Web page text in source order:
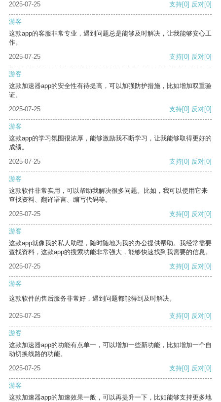
2025-07-25
支持[0] 反对[0]
游客
这款app的客服非常专业，遇到问题总是能够及时解决，让我能够安心工
作。
2025-07-25
支持[0] 反对[0]
游客
这款加速器app的安全性有待提高，可以加强防护措施，比如增加双重验
证。
2025-07-25
支持[0] 反对[0]
游客
这款app的学习氛围很浓厚，能够激励我不断学习，让我能够取得更好的
成绩。
2025-07-25
支持[0] 反对[0]
游客
这款软件非常实用，可以帮助我解决很多问题。比如，我可以使用它来
查找资料、翻译语言、编写代码等。
2025-07-25
支持[0] 反对[0]
游客
这款app就像我的私人助理，随时随地为我的办公提供帮助。我经常需要
查找资料，这款app的搜索功能非常强大，能够快速找到我需要的信息。
2025-07-25
支持[0] 反对[0]
游客
这款软件的售后服务非常好，遇到问题都能得到及时解决。
2025-07-25 支持[0] 反对[0]
游客
这款加速器app的功能有点单一，可以增加一些新功能，比如增加一个自
动切换线路的功能。
2025-07-25
支持[0] 反对[0]
游客
这款加速器app的加速效果一般，可以再提升一下，比如能够支持更多地